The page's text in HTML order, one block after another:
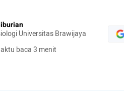
Universitas Brawijaya
baca 3 menit